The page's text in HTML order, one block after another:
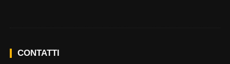
CONTATTI